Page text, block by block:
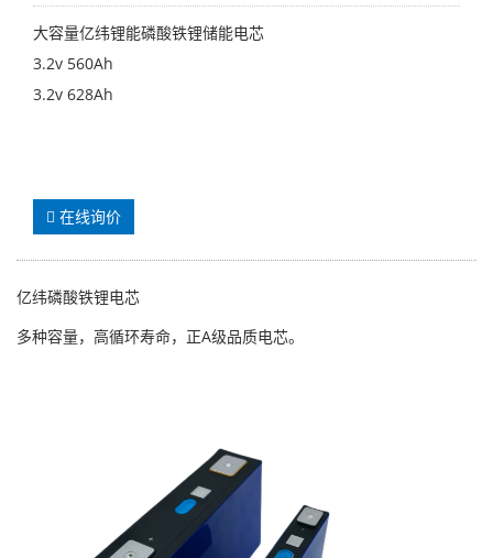
大容量亿纬锂能磷酸铁锂储能电芯
3.2v 560Ah
3.2v 628Ah
在线询价
亿纬磷酸铁锂电芯
多种容量，高循环寿命，正A级品质电芯。